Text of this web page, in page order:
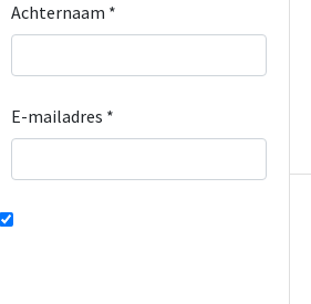
Achternaam *
E-mailadres *